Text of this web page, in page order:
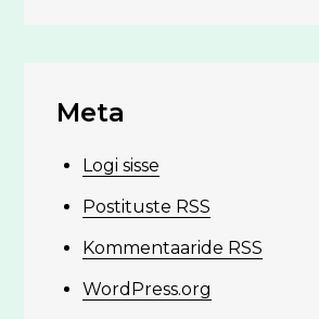
Meta
Logi sisse
Postituste RSS
Kommentaaride RSS
WordPress.org